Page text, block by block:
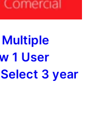
1 User
3 year